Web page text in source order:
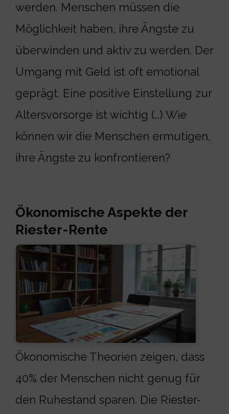
werden. Menschen müssen die
Möglichkeit haben, ihre Ängste zu
überwinden und aktiv zu werden. Der
Umgang mit Geld ist oft emotional
geprägt. Eine positive Einstellung zur
Altersvorsorge ist wichtig (…) Wie
können wir die Menschen ermutigen,
ihre Ängste zu konfrontieren?
Ökonomische Aspekte der
Riester-Rente
Ökonomische Theorien zeigen, dass
40% der Menschen nicht genug für
den Ruhestand sparen. Die Riester-